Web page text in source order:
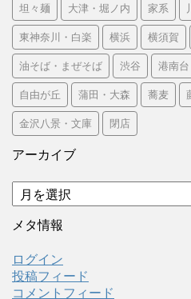
坦々麺 大津・堀ノ内 家系
東神奈川・白楽 横浜 横須賀
油そば・まぜそば 渋谷 港南台
自由が丘 蒲田・大森 蕎麦
金沢八景・文庫 閉店
アーカイブ
ア
ー
カ
ブ
メタ情報
ログイン
投稿フィード
コメントフィード